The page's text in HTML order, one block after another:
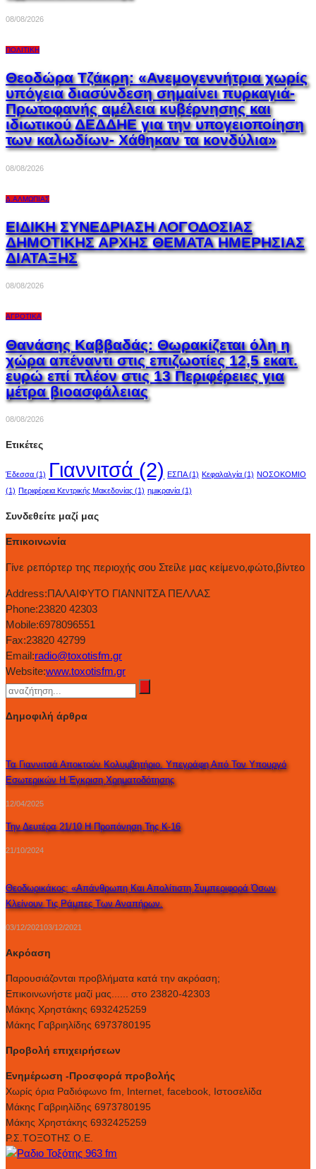
08/08/2026
ΠΟΛΙΤΙΚΉ
Θεοδώρα Τζάκρη: «Ανεμογεννήτρια χωρίς
υπόγεια διασύνδεση σημαίνει πυρκαγιά-
Πρωτοφανής αμέλεια κυβέρνησης και
ιδιωτικού ΔΕΔΔΗΕ για την υπογειοποίηση
των καλωδίων- Χάθηκαν τα κονδύλια»
08/08/2026
Δ.ΑΛΜΩΠΊΑΣ
ΕΙΔΙΚΗ ΣΥΝΕΔΡΙΑΣΗ ΛΟΓΟΔΟΣΙΑΣ
ΔΗΜΟΤΙΚΗΣ ΑΡΧΗΣ ΘΕΜΑΤΑ ΗΜΕΡΗΣΙΑΣ
ΔΙΑΤΑΞΗΣ
08/08/2026
ΑΓΡΟΤΙΚΆ
Θανάσης Καββαδάς: Θωρακίζεται όλη η
χώρα απέναντι στις επιζωοτίες 12,5 εκατ.
ευρώ επί πλέον στις 13 Περιφέρειες για
μέτρα βιοασφάλειας
08/08/2026
Ετικέτες
Έδεσσα (1) Γιαννιτσά (2) ΕΣΠΑ(1) Κεφαλαλγία (1) ΝΟΣΟΚΟΜΙΟ
(1) Περιφέρεια Κεντρικής Μακεδονίας (1) ημικρανία (1)
Συνδεθείτε μαζί μας
Επικοινωνία
Γίνε ρεπόρτερ της περιοχής σου Στείλε μας κείμενο,φώτο,βίντεο
Address:ΠΑΛΑΙΦΥΤΟ ΓΙΑΝΝΙΤΣΑ ΠΕΛΛΑΣ
Phone:23820 42303
Mobile:6978096551
Fax:23820 42799
Email:radio@toxotisfm.gr
Website:www.toxotisfm.gr
Δημοφιλή άρθρα
Τα Γιαννιτσά Αποκτούν Κολυμβητήριο. Υπεγράφη Από Τον Υπουργό
Εσωτερικών Η Έγκριση Χρηματοδότησης
12/04/2025
Την Δευτέρα 21/10 Η Προπόνηση Της Κ-16
21/10/2024
Θεοδωρικάκος: «Απάνθρωπη Και Απολίτιστη Συμπεριφορά Όσων
Κλείνουν Τις Ράμπες Των Αναπήρων.
03/12/202103/12/2021
Ακρόαση
Παρουσιάζονται προβλήματα κατά την ακρόαση;
Επικοινωνήστε μαζί μας...... στο 23820-42303
Μάκης Χρηστάκης 6932425259
Μάκης Γαβριηλίδης 6973780195
Προβολή επιχειρήσεων
Ενημέρωση -Προσφορά προβολής
Xωρίς όρια Ραδιόφωνο fm, Internet, facebook, Ιστοσελίδα
Μάκης Γαβριηλίδης 6973780195
Μάκης Χρηστάκης 6932425259
Ρ.Σ.ΤΟΞΟΤΗΣ Ο.Ε.